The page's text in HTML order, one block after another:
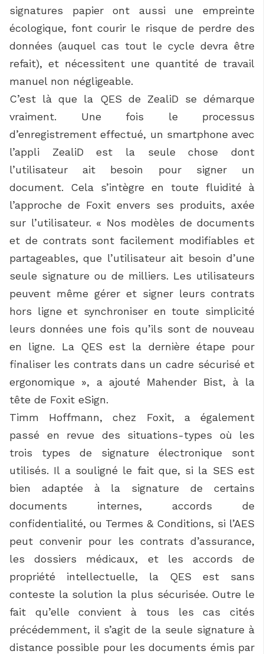
signatures papier ont aussi une empreinte
écologique, font courir le risque de perdre des
données (auquel cas tout le cycle devra être
refait), et nécessitent une quantité de travail
manuel non négligeable.
C’est là que la QES de ZealiD se démarque
vraiment. Une fois le processus
d’enregistrement effectué, un smartphone avec
l’appli ZealiD est la seule chose dont
l’utilisateur ait besoin pour signer un
document. Cela s’intègre en toute fluidité à
l’approche de Foxit envers ses produits, axée
sur l’utilisateur. « Nos modèles de documents
et de contrats sont facilement modifiables et
partageables, que l’utilisateur ait besoin d’une
seule signature ou de milliers. Les utilisateurs
peuvent même gérer et signer leurs contrats
hors ligne et synchroniser en toute simplicité
leurs données une fois qu’ils sont de nouveau
en ligne. La QES est la dernière étape pour
finaliser les contrats dans un cadre sécurisé et
ergonomique », a ajouté Mahender Bist, à la
tête de Foxit eSign.
Timm Hoffmann, chez Foxit, a également
passé en revue des situations-types où les
trois types de signature électronique sont
utilisés. Il a souligné le fait que, si la SES est
bien adaptée à la signature de certains
documents internes, accords de
confidentialité, ou Termes & Conditions, si l’AES
peut convenir pour les contrats d’assurance,
les dossiers médicaux, et les accords de
propriété intellectuelle, la QES est sans
conteste la solution la plus sécurisée. Outre le
fait qu’elle convient à tous les cas cités
précédemment, il s’agit de la seule signature à
distance possible pour les documents émis par